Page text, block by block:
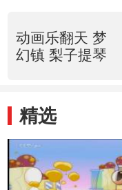
动画乐翻天 梦
幻镇 梨子提琴
精选